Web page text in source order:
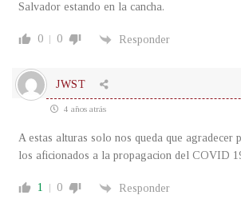
Salvador estando en la cancha.
0 0 Responder
JWST
4 años atrás
A estas alturas solo nos queda que agradecer
los aficionados a la propagacion del COVID
1 0 Responder